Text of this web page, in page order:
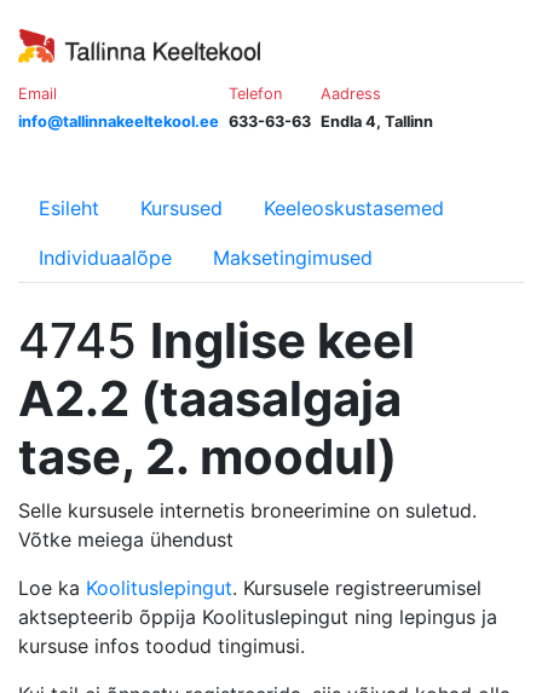
Email
info@tallinnakeeltekool.ee
Telefon
633-63-63
Aadress
Endla 4, Tallinn
Esileht Kursused Keeleoskustasemed
Individuaalõpe Maksetingimused
4745 Inglise keel
A2.2 (taasalgaja
tase, 2. moodul)
Selle kursusele internetis broneerimine on suletud.
Võtke meiega ühendust
Loe ka Koolituslepingut. Kursusele registreerumisel
aktsepteerib õppija Koolituslepingut ning lepingus ja
kursuse infos toodud tingimusi.